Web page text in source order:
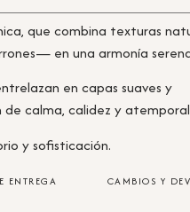
que combina texturas
en una armonía
en capas suaves y
de calma, calidez y
y sofisticación.
ENTREGA CAMBIOS Y